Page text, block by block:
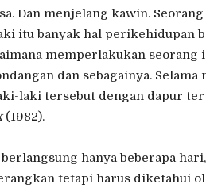
Dan menjelang kawin.
itu banyak hal perikehidupan
memperlakukan seorang
dan sebagainya.
laki tersebut dengan dapur
(1982).
hanya beberapa
tetapi harus diketahui